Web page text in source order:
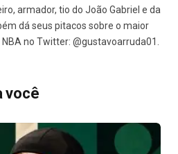
armador, tio do João Gabriel e da
dá seus pitacos sobre o maior
no Twitter: @gustavoarruda01.
você